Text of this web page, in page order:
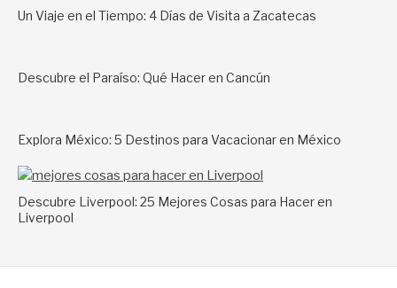
Un Viaje en el Tiempo: 4 Días de Visita a Zacatecas
Descubre el Paraíso: Qué Hacer en Cancún
Explora México: 5 Destinos para Vacacionar en México
Descubre Liverpool: 25 Mejores Cosas para Hacer en
Liverpool